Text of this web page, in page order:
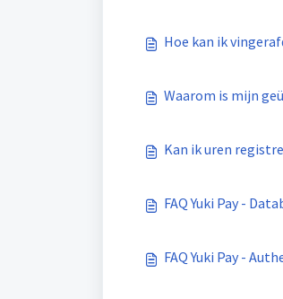
Hoe kan ik
Waarom is mijn
Kan ik uren
FAQ Yuki Pay -
FAQ Yuki Pay -